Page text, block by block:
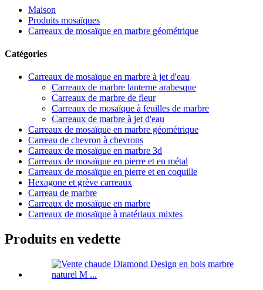
Maison
Produits mosaïques
Carreaux de mosaïque en marbre géométrique
Catégories
Carreaux de mosaïque en marbre à jet d'eau
Carreaux de marbre lanterne arabesque
Carreaux de marbre de fleur
Carreaux de mosaïque à feuilles de marbre
Carreaux de marbre à jet d'eau
Carreaux de mosaïque en marbre géométrique
Carreau de chevron à chevrons
Carreaux de mosaïque en marbre 3d
Carreaux de mosaïque en pierre et en métal
Carreaux de mosaïque en pierre et en coquille
Hexagone et grève carreaux
Carreau de marbre
Carreaux de mosaïque en marbre
Carreaux de mosaïque à matériaux mixtes
Produits en vedette